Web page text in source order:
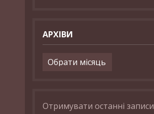
АРХІВИ
Архіви
Отримувати останні записи